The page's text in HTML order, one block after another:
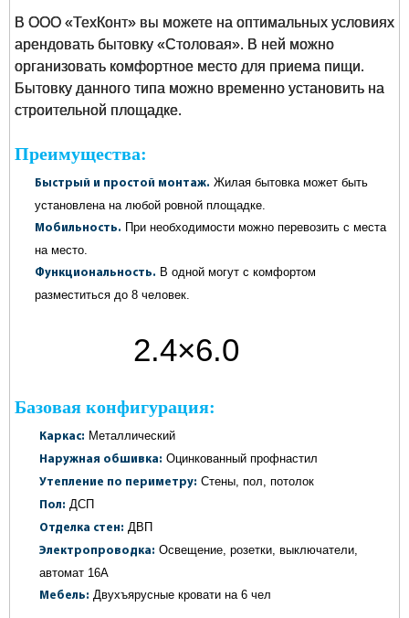
В ООО «ТехКонт» вы можете на оптимальных условиях
арендовать бытовку «Столовая». В ней можно
организовать комфортное место для приема пищи.
Бытовку данного типа можно временно установить на
строительной площадке.
Преимущества:
Быстрый и простой монтаж. Жилая бытовка может быть
установлена на любой ровной площадке.
Мобильность. При необходимости можно перевозить с места
на место.
Функциональность. В одной могут с комфортом
разместиться до 8 человек.
2.4×6.0
Базовая конфигурация:
Каркас: Металлический
Наружная обшивка: Оцинкованный профнастил
Утепление по периметру: Стены, пол, потолок
Пол: ДСП
Отделка стен: ДВП
Электропроводка: Освещение, розетки, выключатели,
автомат 16А
Мебель: Двухъярусные кровати на 6 чел